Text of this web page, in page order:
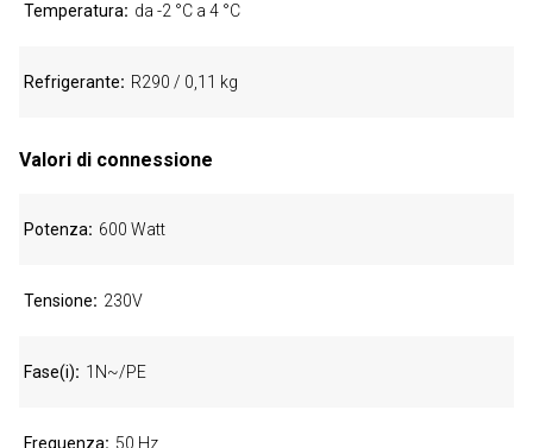
Temperatura da -2 °C a 4 °C
Refrigerante R290 / 0,11 kg
Valori di connessione
Potenza 600 Watt
Tensione 230V
Fase(i) 1N~/PE
Frequenza 50 Hz